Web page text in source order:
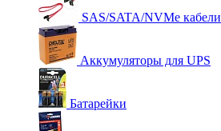
SAS/SATA/NVMe кабели
Аккумуляторы для UPS
Батарейки